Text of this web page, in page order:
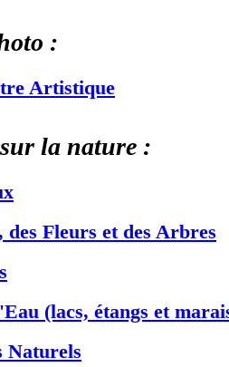
:
Artistique
la nature :
des Fleurs et des Arbres
(lacs, étangs et
Naturels